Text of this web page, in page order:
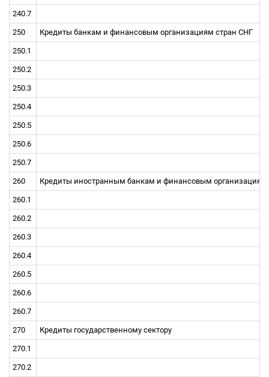
240.7
250 Кредиты банкам и финансовым организациям стран СНГ
250.1
250.2
250.3
250.4
250.5
250.6
250.7
260 Кредиты иностранным банкам и финансовым
260.1
260.2
260.3
260.4
260.5
260.6
260.7
270 Кредиты государственному сектору
270.1
270.2